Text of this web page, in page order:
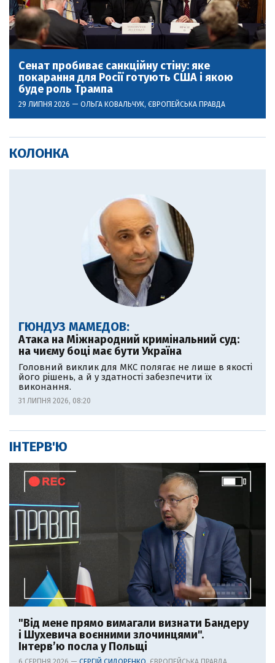
Сенат пробиває санкційну стіну: яке
покарання для Росії готують США і якою
буде роль Трампа
29 ЛИПНЯ 2026 — ОЛЬГА КОВАЛЬЧУК, ЄВРОПЕЙСЬКА ПРАВДА
КОЛОНКА
ГЮНДУЗ МАМЕДОВ:
Атака на Міжнародний кримінальний суд:
на чиєму боці має бути Україна
Головний виклик для МКС полягає не лише в якості
його рішень, а й у здатності забезпечити їх
виконання.
31 ЛИПНЯ 2026, 08:20
ІНТЕРВ'Ю
"Від мене прямо вимагали визнати Бандеру
і Шухевича воєнними злочинцями".
Інтерв’ю посла у Польщі